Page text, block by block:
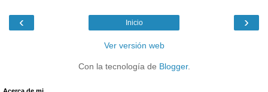
‹ ›
Inicio
Ver versión web
Con la tecnología de Blogger.